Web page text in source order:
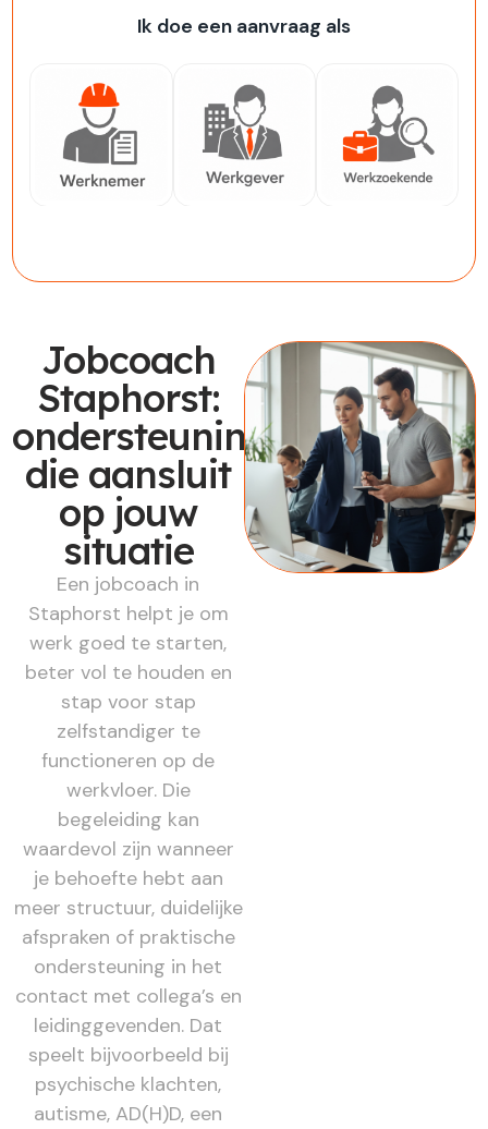
Ik doe een aanvraag als
Jobcoach
Staphorst:
ondersteuning
die aansluit
op jouw
situatie
Een jobcoach in
Staphorst helpt je om
werk goed te starten,
beter vol te houden en
stap voor stap
zelfstandiger te
functioneren op de
werkvloer. Die
begeleiding kan
waardevol zijn wanneer
je behoefte hebt aan
meer structuur, duidelijke
afspraken of praktische
ondersteuning in het
contact met collega’s en
leidinggevenden. Dat
speelt bijvoorbeeld bij
psychische klachten,
autisme, AD(H)D, een